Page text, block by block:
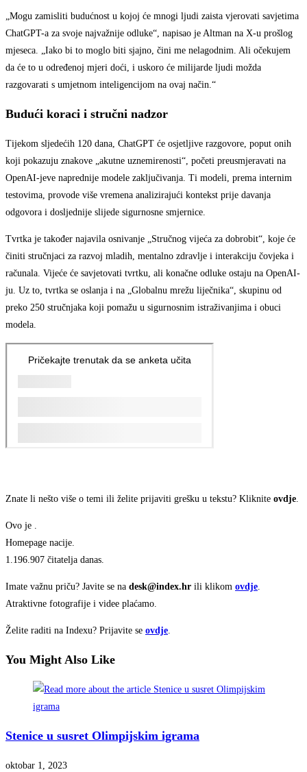
„Mogu zamisliti budućnost u kojoj će mnogi ljudi zaista vjerovati savjetima
ChatGPT-a za svoje najvažnije odluke“, napisao je Altman na X-u prošlog
mjeseca. „Iako bi to moglo biti sjajno, čini me nelagodnim. Ali očekujem
da će to u određenoj mjeri doći, i uskoro će milijarde ljudi možda
razgovarati s umjetnom inteligencijom na ovaj način.“
Budući koraci i stručni nadzor
Tijekom sljedećih 120 dana, ChatGPT će osjetljive razgovore, poput onih
koji pokazuju znakove „akutne uznemirenosti“, početi preusmjeravati na
OpenAI-jeve naprednije modele zaključivanja. Ti modeli, prema internim
testovima, provode više vremena analizirajući kontekst prije davanja
odgovora i dosljednije slijede sigurnosne smjernice.
Tvrtka je također najavila osnivanje „Stručnog vijeća za dobrobit“, koje će
činiti stručnjaci za razvoj mladih, mentalno zdravlje i interakciju čovjeka i
računala. Vijeće će savjetovati tvrtku, ali konačne odluke ostaju na OpenAI-
ju. Uz to, tvrtka se oslanja i na „Globalnu mrežu liječnika“, skupinu od
preko 250 stručnjaka koji pomažu u sigurnosnim istraživanjima i obuci
modela.
Znate li nešto više o temi ili želite prijaviti grešku u tekstu? Kliknite ovdje.
Ovo je .
Homepage nacije.
1.196.907 čitatelja danas.
Imate važnu priču? Javite se na desk@index.hr ili klikom ovdje.
Atraktivne fotografije i videe plaćamo.
Želite raditi na Indexu? Prijavite se ovdje.
You Might Also Like
Stenice u susret Olimpijskim igrama
oktobar 1, 2023